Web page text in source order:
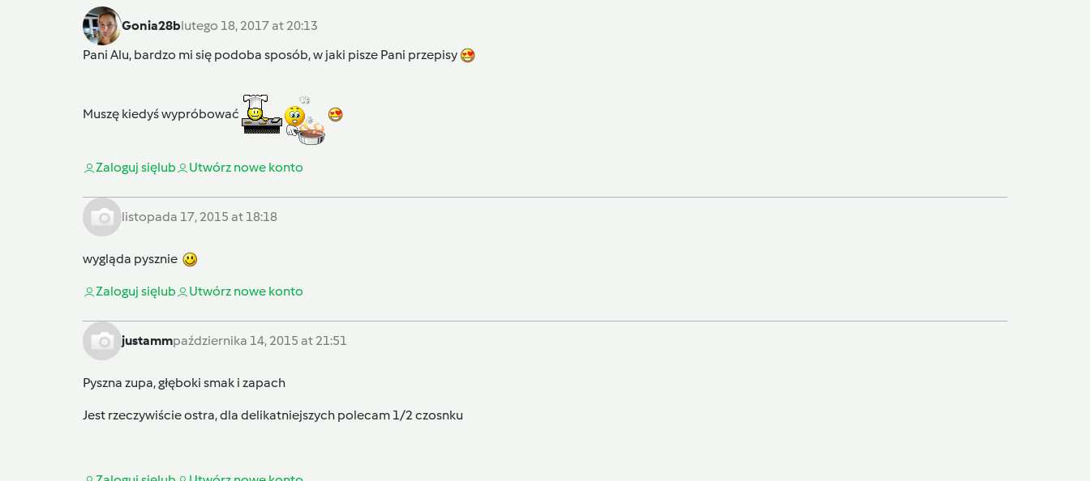
Gonia28blutego 18, 2017 at 20:13
Pani Alu, bardzo mi się podoba sposób, w jaki pisze Pani przepisy
Muszę kiedyś wypróbować
Zaloguj sięlub Utwórz nowe konto
listopada 17, 2015 at 18:18
wygląda pysznie
Zaloguj sięlub Utwórz nowe konto
justammpaździernika 14, 2015 at 21:51
Pyszna zupa, głęboki smak i zapach
Jest rzeczywiście ostra, dla delikatniejszych polecam 1/2 czosnku